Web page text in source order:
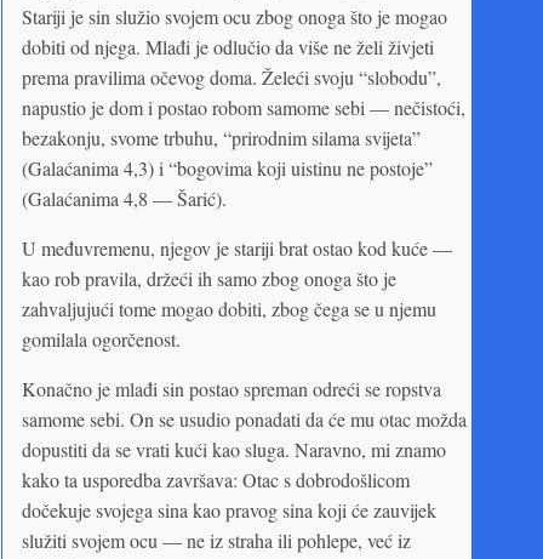
Stariji je sin služio svojem ocu zbog onoga što je mogao
dobiti od njega. Mlađi je odlučio da više ne želi živjeti
prema pravilima očevog doma. Želeći svoju “slobodu”,
napustio je dom i postao robom samome sebi — nečistoći,
bezakonju, svome trbuhu, “prirodnim silama svijeta”
(Galaćanima 4,3) i “bogovima koji uistinu ne postoje”
(Galaćanima 4,8 — Šarić).
U međuvremenu, njegov je stariji brat ostao kod kuće —
kao rob pravila, držeći ih samo zbog onoga što je
zahvaljujući tome mogao dobiti, zbog čega se u njemu
gomilala ogorčenost.
Konačno je mlađi sin postao spreman odreći se ropstva
samome sebi. On se usudio ponadati da će mu otac možda
dopustiti da se vrati kući kao sluga. Naravno, mi znamo
kako ta usporedba završava: Otac s dobrodošlicom
dočekuje svojega sina kao pravog sina koji će zauvijek
služiti svojem ocu — ne iz straha ili pohlepe, već iz